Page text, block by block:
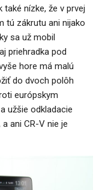
nízke, že v prvej
tú zákrutu ani nijako
sa už mobil
priehradka pod
hore má malú
do dvoch polôh
európskym
užšie odkladacie
ani CR-V nie je